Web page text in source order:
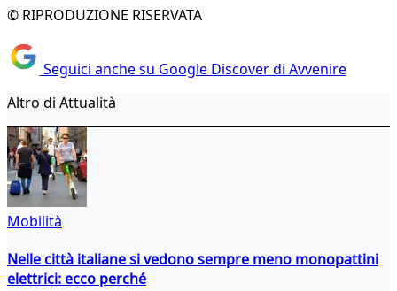
© RIPRODUZIONE RISERVATA
Seguici anche su Google Discover di Avvenire
Altro di Attualità
Mobilità
Nelle città italiane si vedono sempre meno monopattini
elettrici: ecco perché